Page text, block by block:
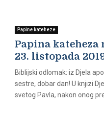
Papine kateheze
Papina
23. listopada
Biblijski odlomak: iz Djela
sestre, dobar dan! U knjizi
svetog Pavla, nakon onog